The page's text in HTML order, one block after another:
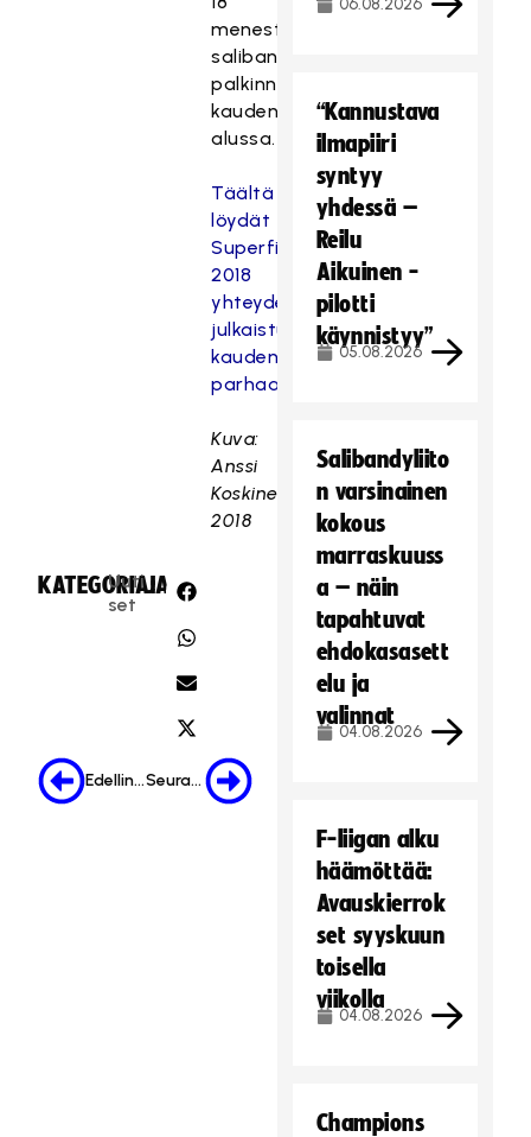
menestyneimmän
salibandyseuran
palkinnon
kauden
alussa.
Täältä
löydät
Superfinaalin
2018
yhteydessä
julkaistut
kauden
parhaat
Kuva:
Anssi
Koskinen/Superfinaali
2018
KATEGORIA:
Uuti
set
JAA:
Edellinen Seuraava
06.08.2026
“Kannustava
ilmapiiri
syntyy
yhdessä –
Reilu
Aikuinen -
pilotti
käynnistyy”
05.08.2026
Salibandyliito
n varsinainen
kokous
marraskuuss
a – näin
tapahtuvat
ehdokasasett
elu ja
valinnat
04.08.2026
F-liigan alku
häämöttää:
Avauskierrok
set syyskuun
toisella
viikolla
04.08.2026
Champions